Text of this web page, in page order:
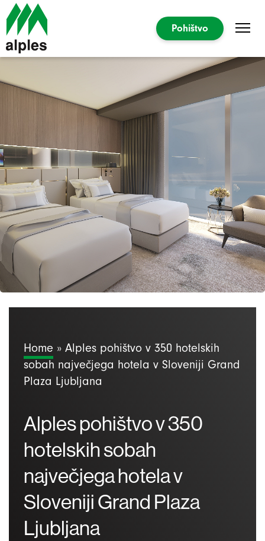
Pohištvo
Home » Alples pohištvo v 350 hotelskih
sobah največjega hotela v Sloveniji Grand
Plaza Ljubljana
Alples pohištvo v 350
hotelskih sobah
največjega hotela v
Sloveniji Grand Plaza
Ljubljana